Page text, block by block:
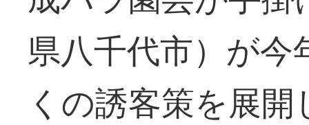
県八千代市）が
くの誘客策を展